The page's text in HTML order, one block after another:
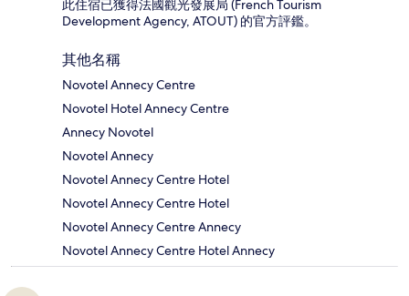
此住宿已獲得法國觀光發展局 (French Tourism
Development Agency, ATOUT) 的官方評鑑。
其他名稱
Novotel Annecy Centre
Novotel Hotel Annecy Centre
Annecy Novotel
Novotel Annecy
Novotel Annecy Centre Hotel
Novotel Annecy Centre Hotel
Novotel Annecy Centre Annecy
Novotel Annecy Centre Hotel Annecy